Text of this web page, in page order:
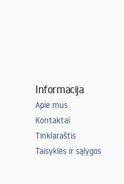
Informacija
Apie mus
Kontaktai
Tinklaraštis
Taisyklės ir sąlygos